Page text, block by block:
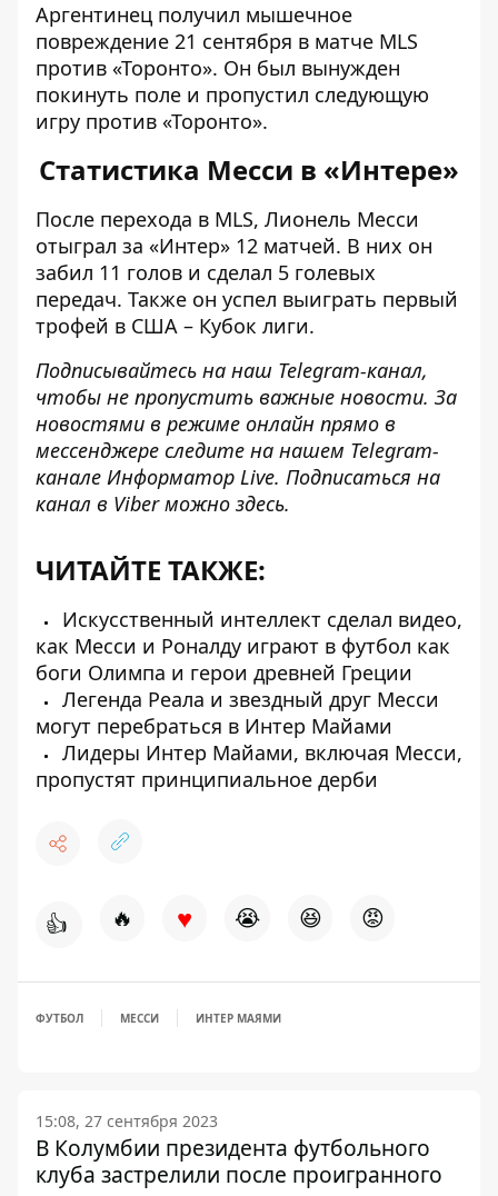
Аргентинец получил мышечное
повреждение 21 сентября в матче MLS
против «Торонто». Он был вынужден
покинуть поле и пропустил следующую
игру против «Торонто».
Статистика Месси в «Интере»
После перехода в MLS, Лионель Месси
отыграл за «Интер» 12 матчей. В них он
забил 11 голов и сделал 5 голевых
передач. Также он успел выиграть первый
трофей в США – Кубок лиги.
Подписывайтесь на наш Telegram-канал,
чтобы не пропустить важные новости. За
новостями в режиме онлайн прямо в
мессенджере следите на нашем Telegram-
канале Информатор Live. Подписаться на
канал в Viber можно здесь.
ЧИТАЙТЕ ТАКЖЕ:
Искусственный интеллект сделал видео,
как Месси и Роналду играют в футбол как
боги Олимпа и герои древней Греции
Легенда Реала и звездный друг Месси
могут перебраться в Интер Майами
Лидеры Интер Майами, включая Месси,
пропустят принципиальное дерби
👍 🔥 ♥ 😭 😆 😡
ФУТБОЛ МЕССИ ИНТЕР МАЯМИ
15:08, 27 сентября 2023
В Колумбии президента футбольного
клуба застрелили после проигранного